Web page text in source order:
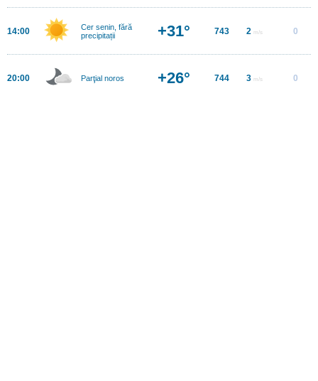
14:00
Cer senin, fără
precipitații
+31° 743 2 m/s 0
20:00 Parţial noros +26° 744 3 m/s 0